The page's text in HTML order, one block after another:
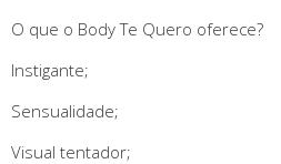
O que o Body Te Quero oferece?
Instigante;
Sensualidade;
Visual tentador;